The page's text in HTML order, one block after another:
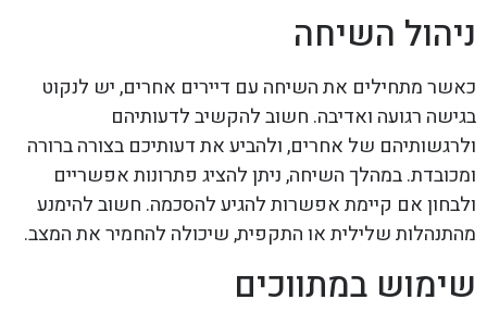
ניהול השיחה
כאשר מתחילים את השיחה עם דיירים אחרים, יש לנקוט
בגישה רגועה ואדיבה. חשוב להקשיב לדעותיהם
ולרגשותיהם של אחרים, ולהביע את דעותיכם בצורה ברורה
ומכובדת. במהלך השיחה, ניתן להציג פתרונות אפשריים
ולבחון אם קיימת אפשרות להגיע להסכמה. חשוב להימנע
מהתנהלות שלילית או התקפית, שיכולה להחמיר את המצב.
שימוש במתווכים